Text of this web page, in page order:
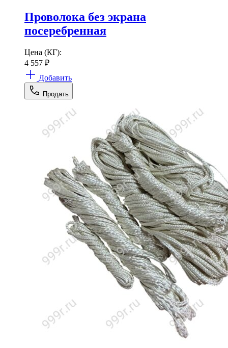
Проволока без экрана
посеребренная
Цена (КГ):
4 557 ₽
Добавить
Продать